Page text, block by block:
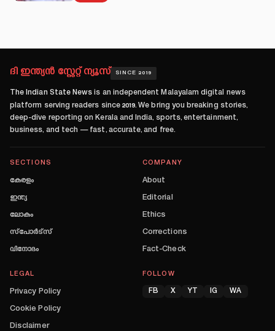
ദി ഇന്ത്യൻ സ്റ്റേറ്റ് ന്യൂസ് SINCE 2019
The Indian State News is an independent Malayalam digital news
platform serving readers since 2019. We bring you breaking stories,
deep-dive reporting on Kerala and India, sports, entertainment,
business, and tech — fast, accurate, and free.
SECTIONS
കേരളം
ഇന്ത്യ
ലോകം
സ്പോർട്സ്
വിനോദം
COMPANY
About
Editorial
Ethics
Corrections
Fact-Check
LEGAL
Privacy Policy
Cookie Policy
Disclaimer
FOLLOW
FB X YT IG WA